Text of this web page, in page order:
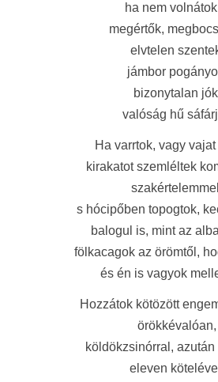
ha nem
megértők,
elvtelen
jámbor
bizonytalan
valóság hű
Ha varrtok, vagy vajat
kirakatot szemléltek
s hócipőben topogtok,
balogul is, mint az
fölkacagok az örömtől,
és én is vagyok
Hozzátok kötözött
örökkévalóan,
köldökzsinórral,
eleven